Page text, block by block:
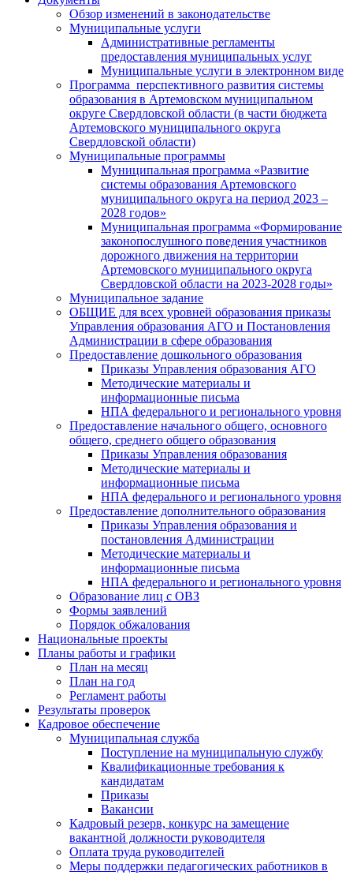
Обзор изменений в законодательстве
Муниципальные услуги
Административные регламенты
предоставления муниципальных услуг
Муниципальные услуги в электронном виде
Программа перспективного развития системы
образования в Артемовском муниципальном
округе Свердловской области (в части бюджета
Артемовского муниципального округа
Свердловской области)
Муниципальные программы
Муниципальная программа «Развитие
системы образования Артемовского
муниципального округа на период 2023 –
2028 годов»
Муниципальная программа «Формирование
законопослушного поведения участников
дорожного движения на территории
Артемовского муниципального округа
Свердловской области на 2023-2028 годы»
Муниципальное задание
ОБЩИЕ для всех уровней образования приказы
Управления образования АГО и Постановления
Администрации в сфере образования
Предоставление дошкольного образования
Приказы Управления образования АГО
Методические материалы и
информационные письма
НПА федерального и регионального уровня
Предоставление начального общего, основного
общего, среднего общего образования
Приказы Управления образования
Методические материалы и
информационные письма
НПА федерального и регионального уровня
Предоставление дополнительного образования
Приказы Управления образования и
постановления Администрации
Методические материалы и
информационные письма
НПА федерального и регионального уровня
Образование лиц с ОВЗ
Формы заявлений
Порядок обжалования
Национальные проекты
Планы работы и графики
План на месяц
План на год
Регламент работы
Результаты проверок
Кадровое обеспечение
Муниципальная служба
Поступление на муниципальную службу
Квалификационные требования к
кандидатам
Приказы
Вакансии
Кадровый резерв, конкурс на замещение
вакантной должности руководителя
Оплата труда руководителей
Меры поддержки педагогических работников в